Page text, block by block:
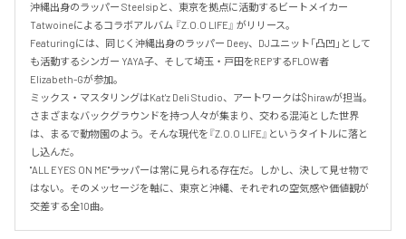
沖縄出身のラッパー Steelsipと、東京を拠点に活動するビートメイカー
Tatwoineによるコラボアルバム 『Z.O.O LIFE』 がリリース。
Featuringには、同じく沖縄出身のラッパー Deey、DJユニット「凸凹」として
も活動するシンガー YAYA子、そして埼玉・戸田をREPするFLOW者
Elizabeth-Gが参加。
ミックス・マスタリングはKat'z Deli Studio、アートワークは$hirawが担当。
さまざまなバックグラウンドを持つ人々が集まり、交わる混沌とした世界
は、まるで動物園のよう。そんな現代を『Z.O.O LIFE』というタイトルに落と
し込んだ。
"ALL EYES ON ME"――ラッパーは常に見られる存在だ。しかし、決して見せ物で
はない。そのメッセージを軸に、東京と沖縄、それぞれの空気感や価値観が
交差する全10曲。